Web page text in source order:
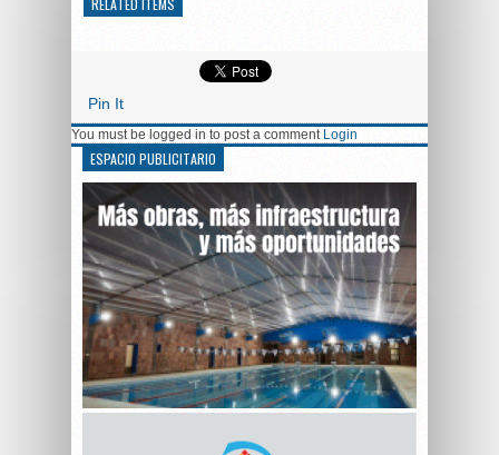
Pin It
You must be logged in to post a comment Login
ESPACIO PUBLICITARIO